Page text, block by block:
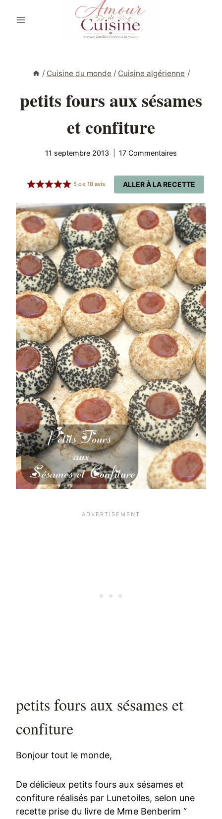
/ Cuisine du monde / Cuisine algérienne /
petits fours aux sésames
et confiture
11 septembre 2013 17 Commentaires
ALLER À LA RECETTE
5 de 10avis
petits fours aux sésames et
confiture
Bonjour tout le monde,
De délicieux petits fours aux sésames et
confiture réalisés par Lunetoiles, selon une
recette prise du livre de Mme Benberim “